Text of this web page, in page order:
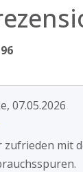
07.05.2026
mit